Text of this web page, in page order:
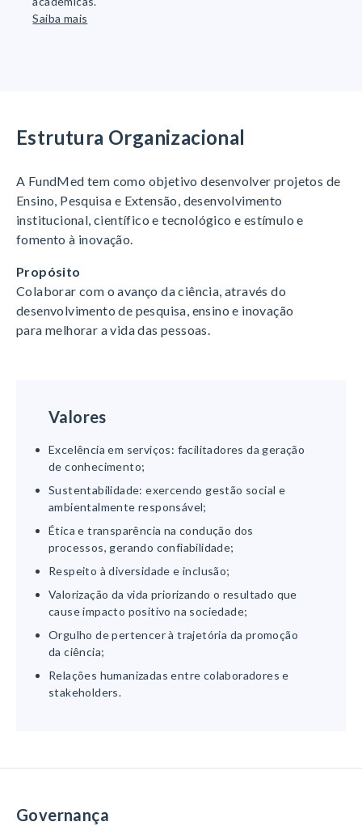
Saiba mais
Estrutura Organizacional
A FundMed tem como objetivo desenvolver projetos de
Ensino, Pesquisa e Extensão, desenvolvimento
institucional, científico e tecnológico e estímulo e
fomento à inovação.
Propósito
Colaborar com o avanço da ciência, através do
desenvolvimento de pesquisa, ensino e inovação
para melhorar a vida das pessoas.
Valores
Excelência em serviços: facilitadores da geração
de conhecimento;
Sustentabilidade: exercendo gestão social e
ambientalmente responsável;
Ética e transparência na condução dos
processos, gerando confiabilidade;
Respeito à diversidade e inclusão;
Valorização da vida priorizando o resultado que
cause impacto positivo na sociedade;
Orgulho de pertencer à trajetória da promoção
da ciência;
Relações humanizadas entre colaboradores e
stakeholders.
Governança